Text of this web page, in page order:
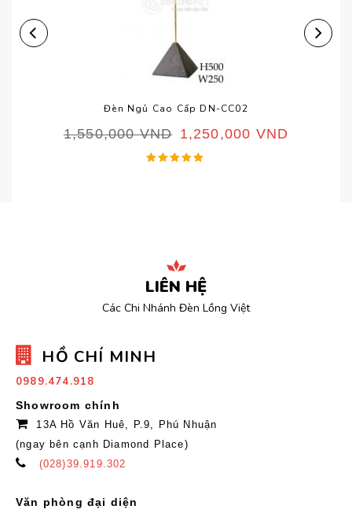
Đèn Ngủ Cao Cấp DN-CC02
1,550,000VND 1,250,000 VND
LIÊN HỆ
Các Chi Nhánh Đèn Lồng Việt
HỒ CHÍ MINH
0989.474.918
Showroom chính
13A Hồ Văn Huê, P.9, Phú Nhuận
(ngay bên cạnh Diamond Place)
(028)39.919.302
Văn phòng đại diện